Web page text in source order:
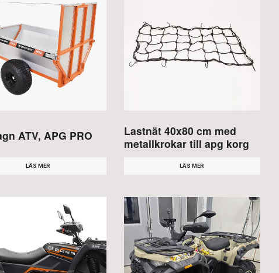
ATV, APG PRO
LÄS MER
Lastnät 40x80 cm med
metallkrokar till apg korg
LÄS MER